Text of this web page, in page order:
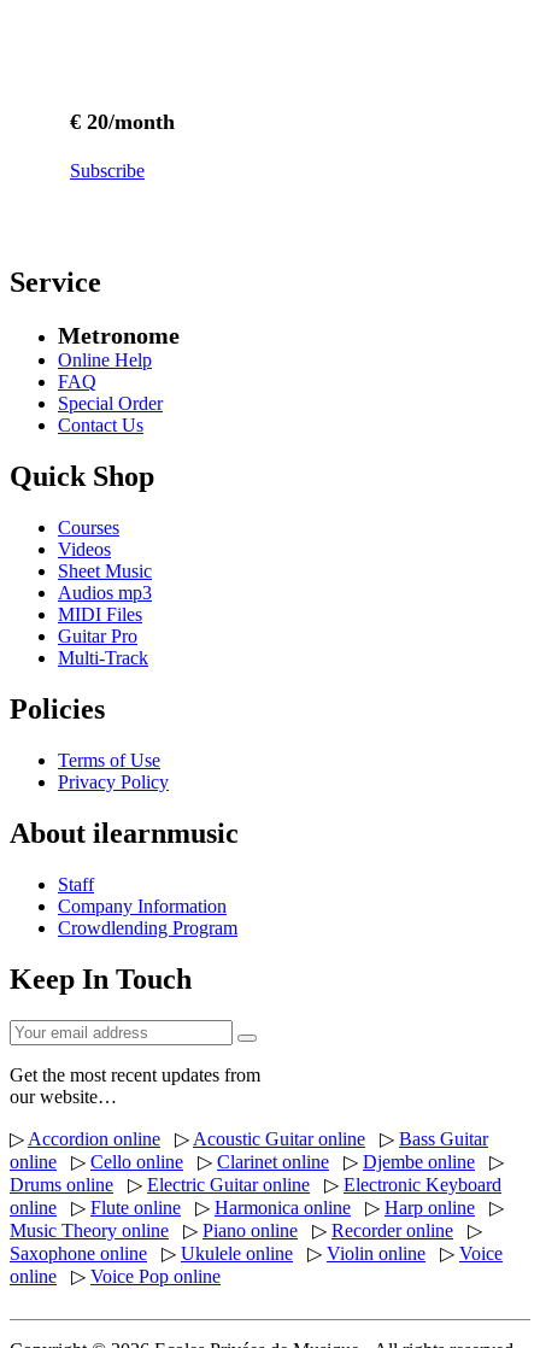
€ 20/month
Subscribe
Service
Metronome
Online Help
FAQ
Special Order
Contact Us
Quick Shop
Courses
Videos
Sheet Music
Audios mp3
MIDI Files
Guitar Pro
Multi-Track
Policies
Terms of Use
Privacy Policy
About ilearnmusic
Staff
Company Information
Crowdlending Program
Keep In Touch
Get the most recent updates from
our website…
▷ Accordion online ▷ Acoustic Guitar online ▷ Bass Guitar
online ▷ Cello online ▷ Clarinet online ▷ Djembe online ▷
Drums online ▷ Electric Guitar online ▷ Electronic Keyboard
online ▷ Flute online ▷ Harmonica online ▷ Harp online ▷
Music Theory online ▷ Piano online ▷ Recorder online ▷
Saxophone online ▷ Ukulele online ▷ Violin online ▷ Voice
online ▷ Voice Pop online